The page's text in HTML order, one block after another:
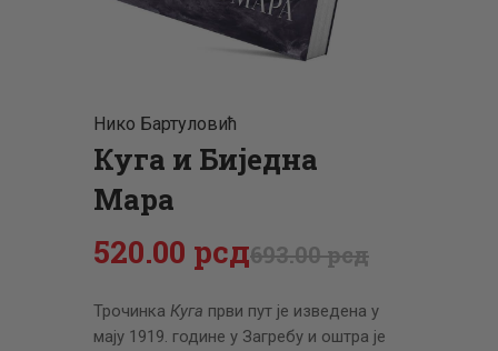
ЦЕНОВНИК
Нико Бартуловић
Куга и Биједна
Мара
693.00рсд
520.00 рсд
Трочинка Куга први пут је изведена у
мају 1919. године у Загребу и оштра је